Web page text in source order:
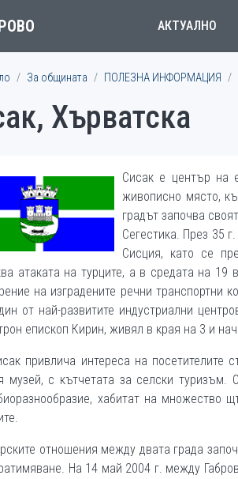
АКТУАЛНО
За общината ПОЛЕЗНА ИНФОРМАЦИЯ
Хърватска
Сисак е център на
живописно място,
градът започва
Сегестика. През 35
Сисция, като се
атаката на турците, а в средата на 19
на изградените речни
от най-развитите индустриални
епископ Кирин, живял в края на 3 и
привлича интереса на посетителите
музей, с кътчетата за селски
хабитат на
отношения между двата града
На 14 май 2004 г. между